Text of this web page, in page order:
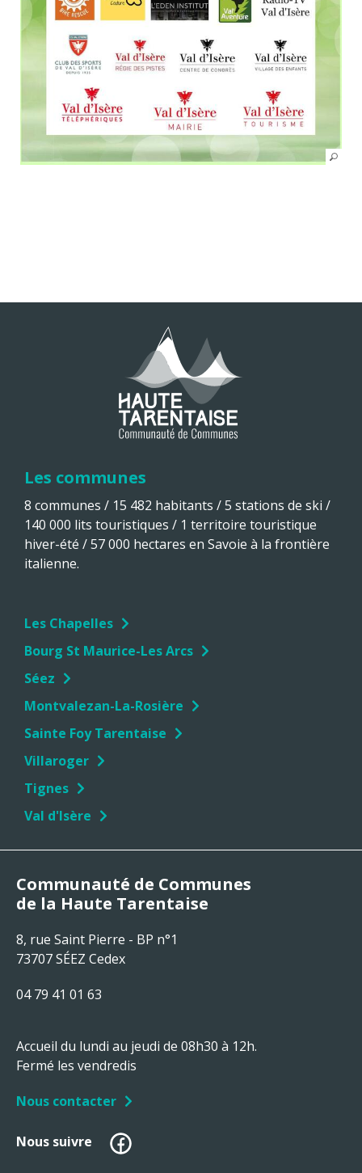
Les communes
8 communes / 15 482 habitants / 5 stations de ski /
140 000 lits touristiques / 1 territoire touristique
hiver-été / 57 000 hectares en Savoie à la frontière
italienne.
Les Chapelles
Bourg St Maurice-Les Arcs
Séez
Montvalezan-La-Rosière
Sainte Foy Tarentaise
Villaroger
Tignes
Val d'Isère
Communauté de Communes
de la Haute Tarentaise
8, rue Saint Pierre - BP n°1
73707 SÉEZ Cedex
04 79 41 01 63
Accueil du lundi au jeudi de 08h30 à 12h.
Fermé les vendredis
Nous contacter
Nous suivre